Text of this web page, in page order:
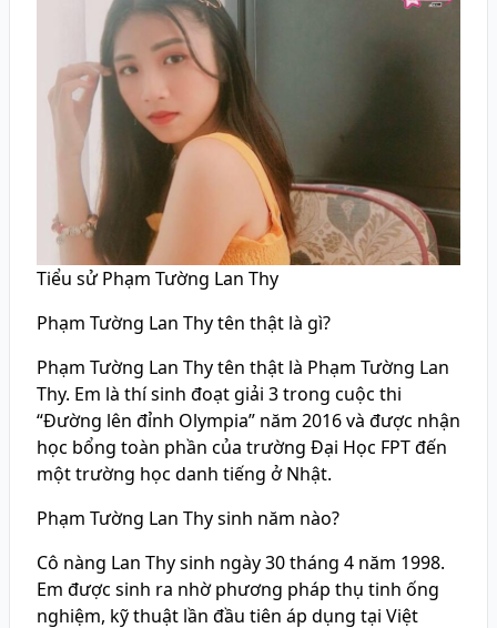
Tiểu sử Phạm Tường Lan Thy
Phạm Tường Lan Thy tên thật là gì?
Phạm Tường Lan Thy tên thật là Phạm Tường Lan
Thy. Em là thí sinh đoạt giải 3 trong cuộc thi
“Đường lên đỉnh Olympia” năm 2016 và được nhận
học bổng toàn phần của trường Đại Học FPT đến
một trường học danh tiếng ở Nhật.
Phạm Tường Lan Thy sinh năm nào?
Cô nàng Lan Thy sinh ngày 30 tháng 4 năm 1998.
Em được sinh ra nhờ phương pháp thụ tinh ống
nghiệm, kỹ thuật lần đầu tiên áp dụng tại Việt